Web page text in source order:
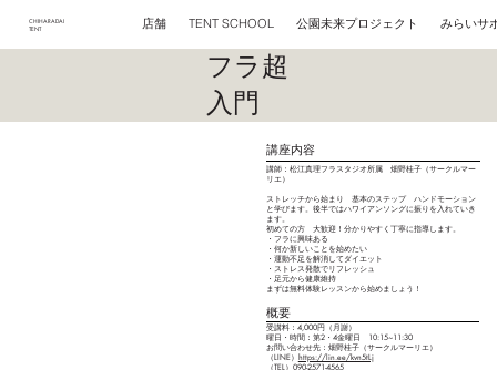
CHIHARADAI
TENT
店舗 TENT SCHOOL 公園未来プロジェクト みらいサ
​フラ超
入門
講師：松江真理フラスタジオ所属 畑野桂子（サークルマー
リエ）
ストレッチから始まり 基本のステップ ハンドモーション
と学びます。後半ではハワイアンソングに振りを入れていき
ます。
初めての方 大歓迎！分かりやすく丁寧に指導します。
・フラに興味ある
・何か新しいことを始めたい
・運動不足を解消してダイエット
・ストレス発散でリフレッシュ
・足元から健康維持
​まずは無料体験レッスンから始めましょう！
​講座内容
概要
受講料：4,000円（月謝）
​曜日・時間：第2・4金曜日 10:15~11:30
お問い合わせ先：畑野桂子（サークルマーリエ）
（LINE） https://lin.ee/kvn5tLj
（TEL）090-2571-4565